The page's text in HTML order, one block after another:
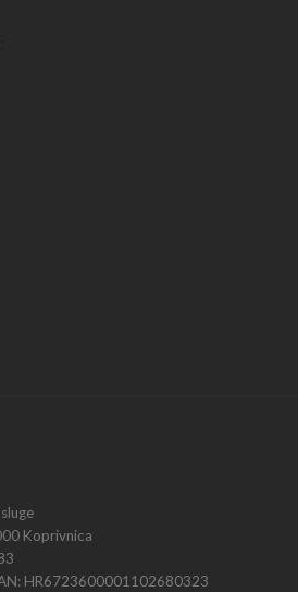
Koprivnica
HR6723600001102680323